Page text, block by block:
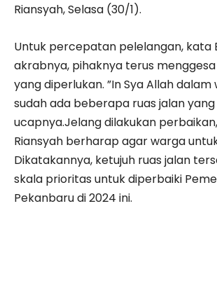
Riansyah, Selasa (30/1).
Untuk percepatan pelelangan, kata
akrab­nya, pihaknya terus
yang diperlukan. ”In Sya Allah
sudah ada beberapa ruas jalan yang
ucapnya.Jelang dilakukan
Riansyah berharap agar warga
Dikatakannya, ketujuh ruas jalan
skala prioritas untuk diperbaiki
Pekanbaru di 2024 ini.